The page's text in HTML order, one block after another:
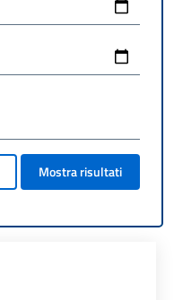
Mostra risultati